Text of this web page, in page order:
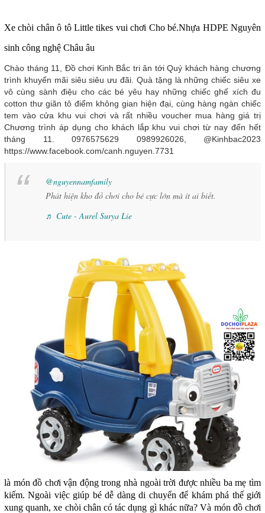
Xe chòi chân ô tô Little tikes vui chơi Cho bé.Nhựa HDPE Nguyên
sinh công nghệ Châu âu
Chào tháng 11, Đồ chơi Kinh Bắc tri ân tới Quý khách hàng chương
trình khuyến mãi siêu siêu ưu đãi. Quà tặng là những chiếc siêu xe
vô cùng sành điệu cho các bé yêu hay những chiếc ghế xích đu
cotton thư giãn tô điểm không gian hiện đại, cùng hàng ngàn chiếc
tem vào cửa khu vui chơi và rất nhiều voucher mua hàng giá trị
Chương trình áp dụng cho khách lắp khu vui chơi từ nay đến hết
tháng 11. 0976575629 0989926026, @Kinhbac2023
https://www.facebook.com/canh.nguyen.7731
@nguyennamfamily
Phát hiện kho đồ chơi cho bé cực lớn mà ít ai biết.
♬ Cute - Aurel Surya Lie
là món đồ chơi vận động trong nhà ngoài trời được nhiều ba mẹ tìm
kiếm. Ngoài việc giúp bé dễ dàng di chuyển để khám phá thế giới
xung quanh, xe chòi chân có tác dụng gì khác nữa? Và món đồ chơi